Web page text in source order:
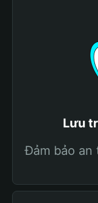
Lưu
Đảm bảo an